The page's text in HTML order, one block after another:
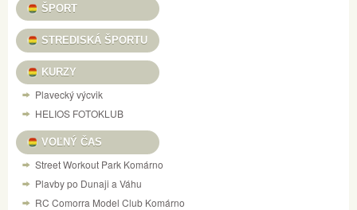
ŠPORT
STREDISKÁ ŠPORTU
KURZY
Plavecký výcvik
HELIOS FOTOKLUB
VOĽNÝ ČAS
Street Workout Park Komárno
Plavby po Dunaji a Váhu
RC Comorra Model Club Komárno